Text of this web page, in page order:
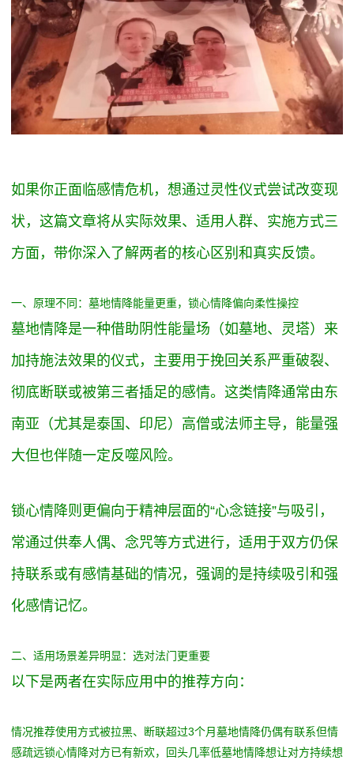
如果你正面临感情危机，想通过灵性仪式尝试改变现
状，这篇文章将从实际效果、适用人群、实施方式三
方面，带你深入了解两者的核心区别和真实反馈。
一、原理不同：墓地情降能量更重，锁心情降偏向柔性操控
墓地情降是一种借助阴性能量场（如墓地、灵塔）来
加持施法效果的仪式，主要用于挽回关系严重破裂、
彻底断联或被第三者插足的感情。这类情降通常由东
南亚（尤其是泰国、印尼）高僧或法师主导，能量强
大但也伴随一定反噬风险。
锁心情降则更偏向于精神层面的“心念链接”与吸引，
常通过供奉人偶、念咒等方式进行，适用于双方仍保
持联系或有感情基础的情况，强调的是持续吸引和强
化感情记忆。
二、适用场景差异明显：选对法门更重要
以下是两者在实际应用中的推荐方向：
情况推荐使用方式被拉黑、断联超过3个月墓地情降仍偶有联系但情
感疏远锁心情降对方已有新欢，回头几率低墓地情降想让对方持续想